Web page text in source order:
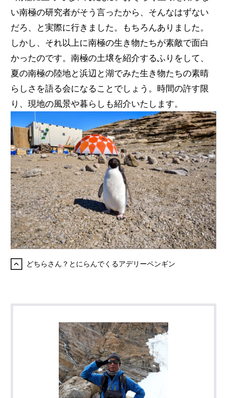
い南極の研究者がそう言ったから、そんなはずない
だろ、と実際に行きました。もちろんありました。
しかし、それ以上に南極の生き物たちが素敵で面白
かったのです。南極の土壌を紹介するふりをして、
夏の南極の陸地と浜辺と湖でみた生き物たちの素晴
らしさを語る会になることでしょう。時間の許す限
り、現地の風景や暮らしも紹介いたします。
どちらさん？とにらんでくるアデリーペンギン